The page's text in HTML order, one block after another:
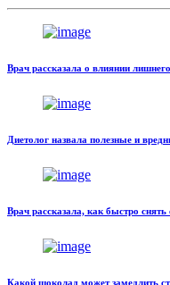
Врач рассказала о влиянии
Диетолог назвала полезные и
Врач рассказала, как быстро снять
Какой шоколад может замедлить